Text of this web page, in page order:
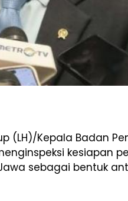
(LH)/Kepala Badan
kesiapan
sebagai bentuk